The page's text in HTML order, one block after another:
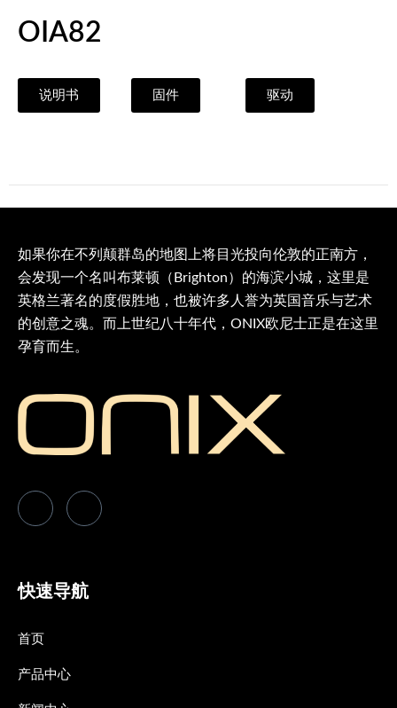
OIA82
说明书 固件 驱动
如果你在不列颠群岛的地图上将目光投向伦敦的正南方，
会发现一个名叫布莱顿（Brighton）的海滨小城，这里是
英格兰著名的度假胜地，也被许多人誉为英国音乐与艺术
的创意之魂。而上世纪八十年代，ONIX欧尼士正是在这里
孕育而生。
快速导航
首页
产品中心